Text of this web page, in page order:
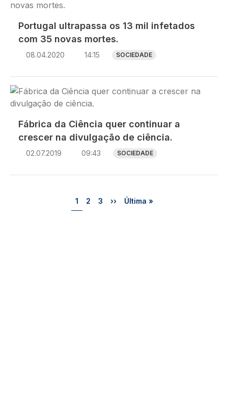
Portugal ultrapassa os 13 mil infetados
com 35 novas mortes.
08.04.2020 14:15 SOCIEDADE
Imagem
Fábrica da Ciência quer continuar a
crescer na divulgação de ciência.
02.07.2019 09:43 SOCIEDADE
Página
1 Página
2 Página
3 Próxima página
›› Última página
Última »